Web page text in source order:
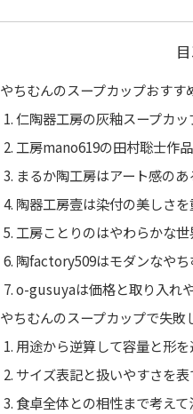
やちむんのスープカップおすす
仁陶器工房の灰釉スープカ
工房mano619の田村聡士作
まるか陶工房はアート感の
陶器工房壹は染付の美しさ
工房ことりのはやわらかな
陶factory509はモダンなや
o-gusuyaは価格と取り入れ
やちむんのスープカップで失敗
用途から逆算して容量と形
サイズ表記と扱いやすさを
食卓全体との相性まで考えて